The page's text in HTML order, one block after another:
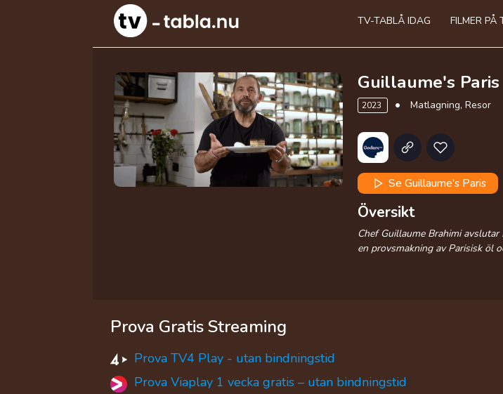
TV-TABLÅ IDAG FILMER PÅ
Guillaume's Paris
2023 Matlagning, Resor
Se Guillaume's Paris
Översikt
Chef Guillaume Brahimi
en provsmakning av Parisisk öl
Prova Gratis Streaming
Prova TV4 Play - utan bindningstid
Prova Viaplay 1 vecka gratis – utan bindningstid